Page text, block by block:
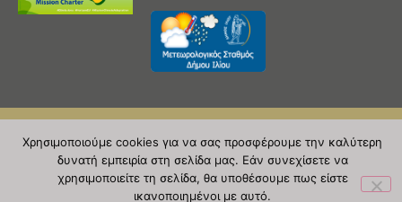
Copyright 2020 © Δήμος Ιλίου
| powered by Evolutionprojects
Χρησιμοποιούμε cookies για να σας προσφέρουμε την καλύτερη
δυνατή εμπειρία στη σελίδα μας. Εάν συνεχίσετε να
χρησιμοποιείτε τη σελίδα, θα υποθέσουμε πως είστε
ικανοποιημένοι με αυτό.